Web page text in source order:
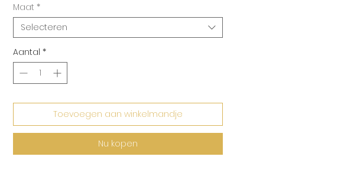
Maat *
Selecteren
Aantal *
Toevoegen aan winkelmandje
Nu kopen